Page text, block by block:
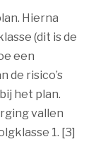
Hierna
(dit is de
een
de risico’s
het plan.
vallen
1. [3]